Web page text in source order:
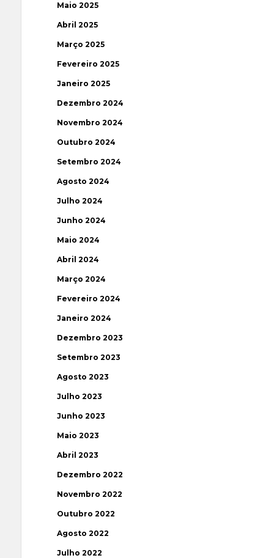
Maio 2025
Abril 2025
Março 2025
Fevereiro 2025
Janeiro 2025
Dezembro 2024
Novembro 2024
Outubro 2024
Setembro 2024
Agosto 2024
Julho 2024
Junho 2024
Maio 2024
Abril 2024
Março 2024
Fevereiro 2024
Janeiro 2024
Dezembro 2023
Setembro 2023
Agosto 2023
Julho 2023
Junho 2023
Maio 2023
Abril 2023
Dezembro 2022
Novembro 2022
Outubro 2022
Agosto 2022
Julho 2022